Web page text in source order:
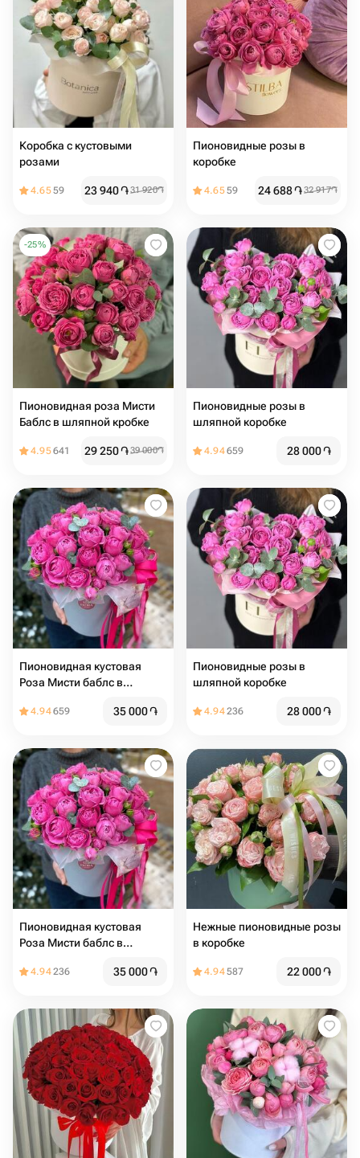
Коробка с кустовыми
розами
4.6559 23 940֏31 920֏
Пионовидные розы в
коробке
4.6559 24 688֏32 917֏
-25%
Пионовидная роза Мисти
Баблс в шляпной кробке
4.95641 29 250֏39 000֏
Пионовидные розы в
шляпной коробке
4.94659 28 000֏
Пионовидная кустовая
Роза Мисти баблс в
4.94659 35 000֏
Пионовидные розы в
шляпной коробке
4.94236 28 000֏
Пионовидная кустовая
Роза Мисти баблс в
4.94236 35 000֏
Нежные пионовидные розы
в коробке
4.94587 22 000֏